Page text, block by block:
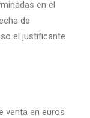
en el
de
el justificante
venta en euros